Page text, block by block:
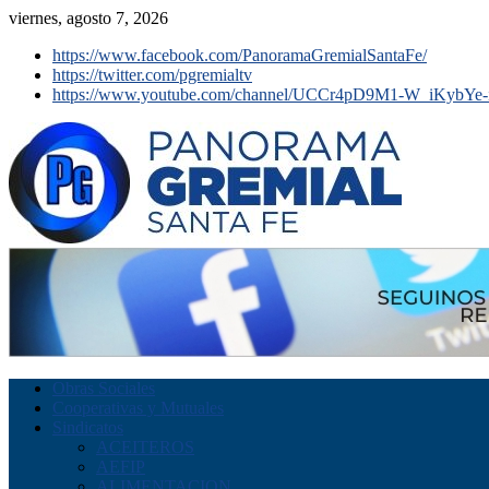
viernes, agosto 7, 2026
https://www.facebook.com/PanoramaGremialSantaFe/
https://twitter.com/pgremialtv
https://www.youtube.com/channel/UCCr4pD9M1-
Obras Sociales
Cooperativas y Mutuales
Sindicatos
ACEITEROS
AEFIP